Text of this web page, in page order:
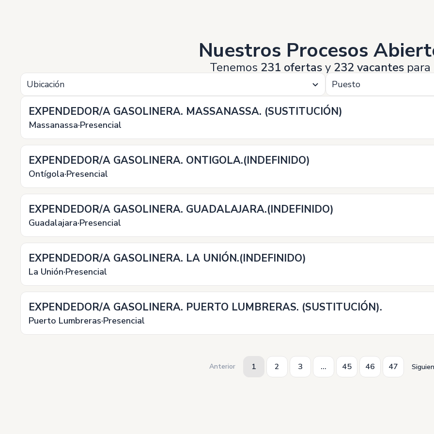
Nuestros Procesos
Tenemos 231 ofertasy 232 vacantes
Ubicación Puesto
EXPENDEDOR/A GASOLINERA. MASSANASSA. (SUSTITUCIÓN)
Massanassa Presencial
EXPENDEDOR/A GASOLINERA. ONTIGOLA.(INDEFINIDO)
Ontígola Presencial
EXPENDEDOR/A GASOLINERA. GUADALAJARA.(INDEFINIDO)
Guadalajara Presencial
EXPENDEDOR/A GASOLINERA. LA UNIÓN.(INDEFINIDO)
La Unión Presencial
EXPENDEDOR/A GASOLINERA. PUERTO LUMBRERAS. (SUSTITUCIÓN).
Puerto Lumbreras Presencial
Anterior 1 2 3 ... 45 46 47